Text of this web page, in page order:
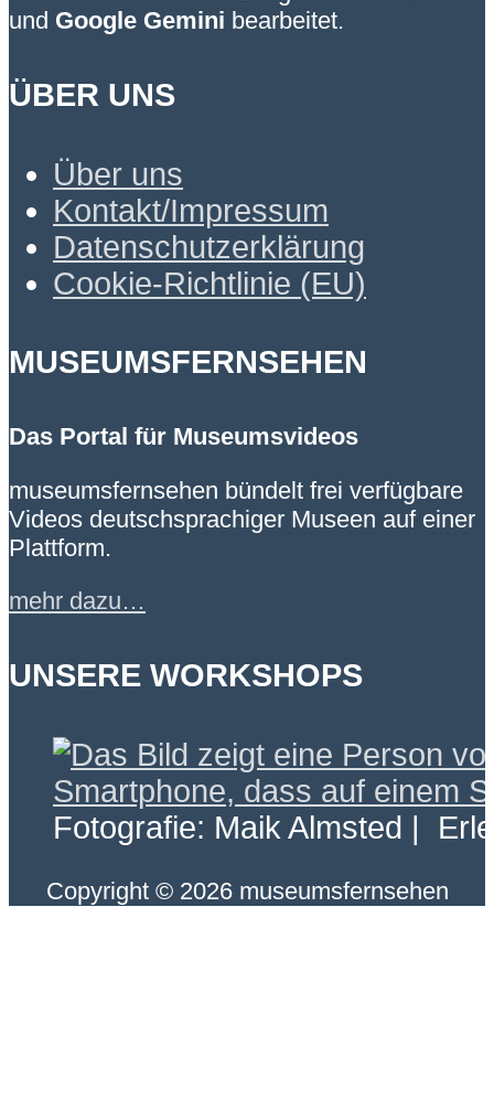
und Google Gemini bearbeitet.
ÜBER UNS
Über uns
Kontakt/Impressum
Datenschutzerklärung
Cookie-Richtlinie (EU)
MUSEUMSFERNSEHEN
Das Portal für Museumsvideos
museumsfernsehen bündelt frei verfügbare
Videos deutschsprachiger Museen auf einer
Plattform.
mehr dazu…
UNSERE WORKSHOPS
Fotografie: Maik Almsted |
Copyright © 2026 museumsfernsehen